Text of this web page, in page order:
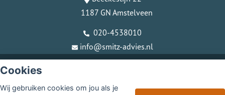
Cookies
Wij gebruiken cookies om jou als je
1187 GN Amstelveen
020-4538010
info@smitz-advies.nl
Sitemap
Disclaimer